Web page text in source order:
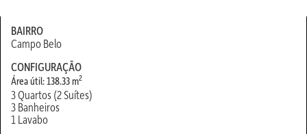
BAIRRO
Campo Belo
CONFIGURAÇÃO
Área útil: 138.33 m2
3 Quartos (2 Suítes)
3 Banheiros
1 Lavabo